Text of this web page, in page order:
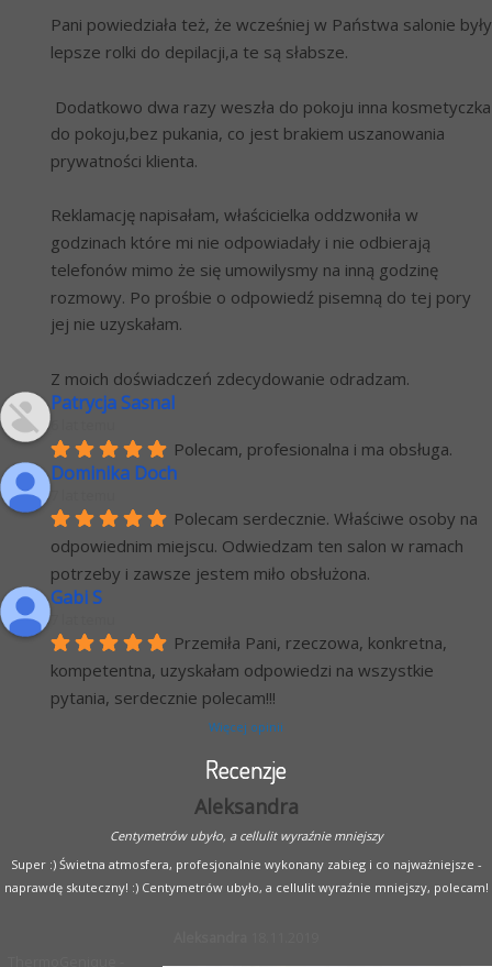
Pani powiedziała też, że wcześniej w Państwa salonie były
lepsze rolki do depilacji,a te są słabsze.
Dodatkowo dwa razy weszła do pokoju inna kosmetyczka
do pokoju,bez pukania, co jest brakiem uszanowania
prywatności klienta.
Reklamację napisałam, właścicielka oddzwoniła w
godzinach które mi nie odpowiadały i nie odbierają
telefonów mimo że się umowilysmy na inną godzinę
rozmowy. Po prośbie o odpowiedź pisemną do tej pory
jej nie uzyskałam.
Z moich doświadczeń zdecydowanie odradzam.
Patrycja Sasnal
Polecam, profesionalna i ma obsługa.
Dominika Doch
Polecam serdecznie. Właściwe osoby na
odpowiednim miejscu. Odwiedzam ten salon w ramach
potrzeby i zawsze jestem miło obsłużona.
Gabi S
Przemiła Pani, rzeczowa, konkretna,
kompetentna, uzyskałam odpowiedzi na wszystkie
pytania, serdecznie polecam!!!
Więcej opinii
Recenzje
Aleksandra
Centymetrów ubyło, a cellulit wyraźnie mniejszy
Super :) Świetna atmosfera, profesjonalnie wykonany zabieg i co najważniejsze -
naprawdę skuteczny! :) Centymetrów ubyło, a cellulit wyraźnie mniejszy, polecam!